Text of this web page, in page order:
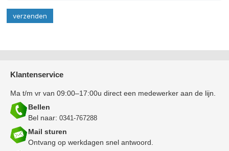
Klantenservice
Ma t/m vr van 09:00–17:00u direct een medewerker aan de lijn.
Bellen
Bel naar: 0341-767288
Mail sturen
Ontvang op werkdagen snel antwoord.